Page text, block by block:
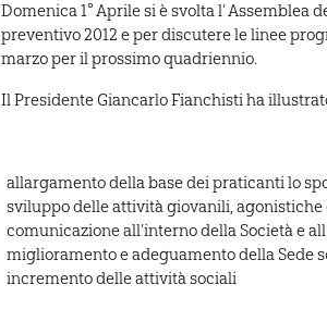
Domenica 1° Aprile si è svolta l’
preventivo 2012 e per discutere le linee
marzo per il prossimo quadriennio.
Il Presidente Giancarlo Fianchisti ha
allargamento della base dei praticanti lo
sviluppo delle attività giovanili, agonistiche
comunicazione all’interno della Società e
miglioramento e adeguamento della Sede
incremento delle attività sociali